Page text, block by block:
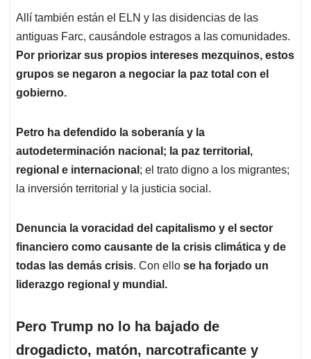
Allí también están el ELN y las disidencias de las
antiguas Farc, causándole estragos a las comunidades.
Por priorizar sus propios intereses mezquinos, estos
grupos se negaron a negociar la paz total con el
gobierno.
Petro ha defendido la soberanía y la
autodeterminación nacional; la paz territorial,
regional e internacional ; el trato digno a los migrantes;
la inversión territorial y la justicia social.
Denuncia la voracidad del capitalismo y el sector
financiero como causante de la crisis climática y de
todas las demás crisis. Con ello se ha forjado un
liderazgo regional y mundial.
Pero Trump no lo ha bajado de
drogadicto, matón, narcotraficante y